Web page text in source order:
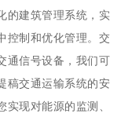
的建筑管理系统，实
控制和优化管理。交
通信号设备，我们可
稿交通运输系统的安
现对能源的监测、